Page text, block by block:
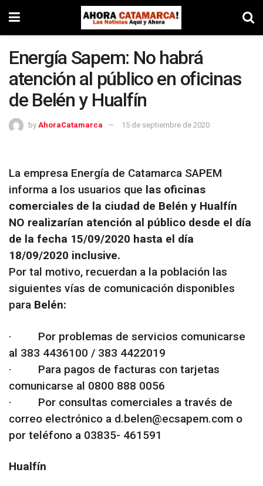
Energía Sapem: No habrá
atención al público en oficinas
de Belén y Hualfín
by AhoraCatamarca 15 de septiembre de 2020
La empresa Energía de Catamarca SAPEM
informa a los usuarios que las oficinas
comerciales de la ciudad de Belén y Hualfín
NO realizarían atención al público desde el día
de la fecha 15/09/2020 hasta el día
18/09/2020 inclusive.
Por tal motivo, recuerdan a la población las
siguientes vías de comunicación disponibles
para Belén:
· Por problemas de servicios comunicarse
al 383 4436100 / 383 4422019
· Para pagos de facturas con tarjetas
comunicarse al 0800 888 0056
· Por consultas comerciales a través de
correo electrónico a d.belen@ecsapem.com o
por teléfono a 03835- 461591
Hualfín